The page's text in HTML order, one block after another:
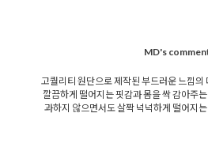
MD's
고퀄리티 원단으로 제작된 부드러운 느낌
깔끔하게 떨어지는 핏감과 몸을 싹 감아주
과하지 않으면서도 살짝 넉넉하게 떨어지